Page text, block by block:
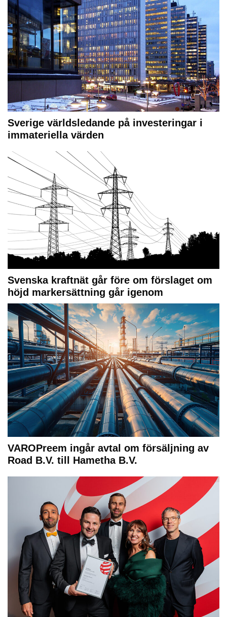
Sverige världsledande på investeringar i
immateriella värden
Svenska kraftnät går före om förslaget om
höjd markersättning går igenom
VAROPreem ingår avtal om försäljning av
Road B.V. till Hametha B.V.